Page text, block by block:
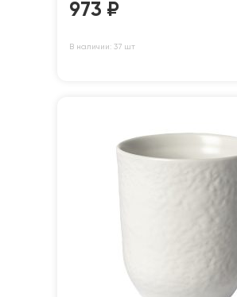
973 ₽
В наличии: 37 шт